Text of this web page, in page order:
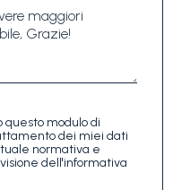
questo modulo di
dei miei dati
normativa e
dell'informativa